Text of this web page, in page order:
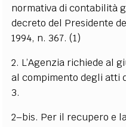
normativa di contabilità
decreto del Presidente
1994, n. 367. (1)
2. L’Agenzia richiede al
al compimento degli atti
3.
2–bis. Per il recupero e